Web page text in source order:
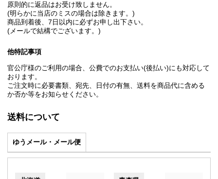
原則的に返品はお受け致しません。
(明らかに当店のミスの場合は除きます。)
商品到着後、7日以内に必ずお申し出下さい。
(メールで結構でございます。)
他特記事項
官公庁様のご利用の場合、公費でのお支払い(後払い)にも対応して
おります。
ご注文時に必要書類、宛先、日付の有無、送料を商品代に含める
か否か等をお知らせください。
送料について
ゆうメール・メール便